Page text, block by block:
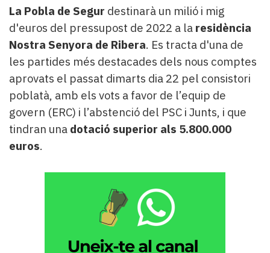
La
newsletter
del
Pallars
Contingut
patrocinat
Lo
llegit...
Editorial
La Pobla de Segur destinarà un milió i mig
d'euros del pressupost de 2022 a la residència
Nostra Senyora de Ribera. Es tracta d'una de
les partides més destacades dels nous comptes
aprovats el passat dimarts dia 22 pel consistori
poblatà, amb els vots a favor de l’equip de
govern (ERC) i l’abstenció del PSC i Junts, i que
tindran una dotació superior als 5.800.000
euros.